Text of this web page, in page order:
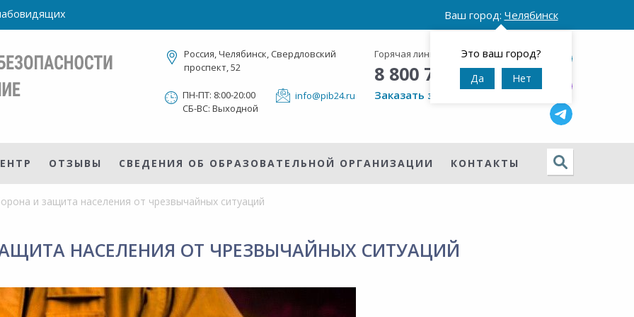
Ваш город: Челябинск
Это ваш город?
Да Нет
Россия, Челябинск, Свердловский
проспект, 52
ПН-ПТ: 8:00-20:00
СБ-ВС: Выходной
info@pib24.ru
Горячая линия: Круглосуточно
8 800 777 42 95
Заказать звонок
ОТЗЫВЫ СВЕДЕНИЯ ОБ ОБРАЗОВАТЕЛЬНОЙ ОРГАНИЗАЦИИ КОНТАКТЫ
и защита населения от чрезвычайных ситуаций
НАСЕЛЕНИЯ ОТ ЧРЕЗВЫЧАЙНЫХ СИТУАЦИЙ